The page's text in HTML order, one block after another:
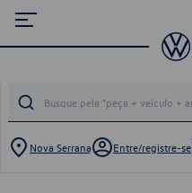
Nova Serrana Entre/registre-se